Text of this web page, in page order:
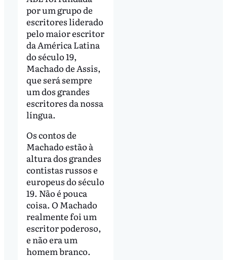
por um grupo de
escritores liderado
pelo maior escritor
da América Latina
do século 19,
Machado de Assis,
que será sempre
um dos grandes
escritores da nossa
língua.
Os contos de
Machado estão à
altura dos grandes
contistas russos e
europeus do século
19. Não é pouca
coisa. O Machado
realmente foi um
escritor poderoso,
e não era um
homem branco.